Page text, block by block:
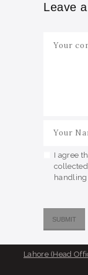
Leave
I agree
handling
Lahore (Head